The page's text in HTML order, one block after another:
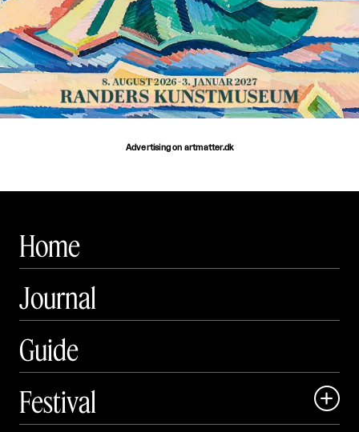
Advertising on artmatter.dk
Home
Journal
Guide
Festival
